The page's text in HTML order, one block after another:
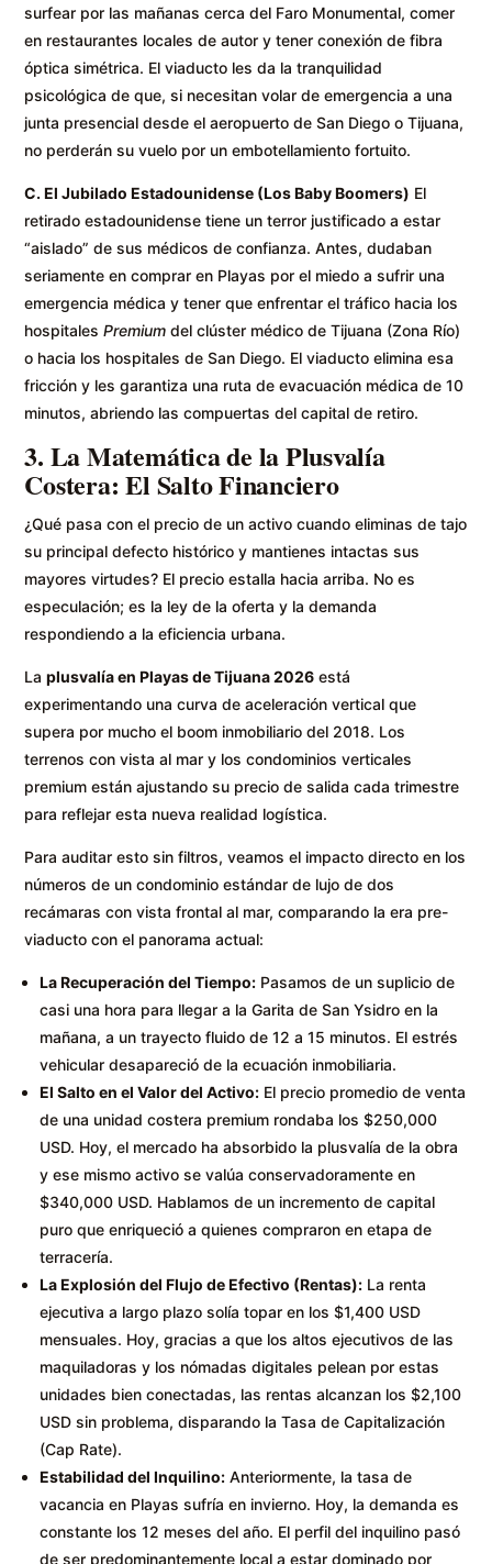
surfear por las mañanas cerca del Faro Monumental, comer
en restaurantes locales de autor y tener conexión de fibra
óptica simétrica. El viaducto les da la tranquilidad
psicológica de que, si necesitan volar de emergencia a una
junta presencial desde el aeropuerto de San Diego o Tijuana,
no perderán su vuelo por un embotellamiento fortuito.
C. El Jubilado Estadounidense (Los Baby Boomers) El
retirado estadounidense tiene un terror justificado a estar
“aislado” de sus médicos de confianza. Antes, dudaban
seriamente en comprar en Playas por el miedo a sufrir una
emergencia médica y tener que enfrentar el tráfico hacia los
hospitalesPremium del clúster médico de Tijuana (Zona Río)
o hacia los hospitales de San Diego. El viaducto elimina esa
fricción y les garantiza una ruta de evacuación médica de 10
minutos, abriendo las compuertas del capital de retiro.
3. La Matemática de la Plusvalía
Costera: El Salto Financiero
¿Qué pasa con el precio de un activo cuando eliminas de tajo
su principal defecto histórico y mantienes intactas sus
mayores virtudes? El precio estalla hacia arriba. No es
especulación; es la ley de la oferta y la demanda
respondiendo a la eficiencia urbana.
Laplusvalía en Playas de Tijuana 2026 está
experimentando una curva de aceleración vertical que
supera por mucho el boom inmobiliario del 2018. Los
terrenos con vista al mar y los condominios verticales
premium están ajustando su precio de salida cada trimestre
para reflejar esta nueva realidad logística.
Para auditar esto sin filtros, veamos el impacto directo en los
números de un condominio estándar de lujo de dos
recámaras con vista frontal al mar, comparando la era pre-
viaducto con el panorama actual:
La Recuperación del Tiempo: Pasamos de un suplicio de
casi una hora para llegar a la Garita de San Ysidro en la
mañana, a un trayecto fluido de 12 a 15 minutos. El estrés
vehicular desapareció de la ecuación inmobiliaria.
El Salto en el Valor del Activo: El precio promedio de venta
de una unidad costera premium rondaba los $250,000
USD. Hoy, el mercado ha absorbido la plusvalía de la obra
y ese mismo activo se valúa conservadoramente en
$340,000 USD. Hablamos de un incremento de capital
puro que enriqueció a quienes compraron en etapa de
terracería.
La Explosión del Flujo de Efectivo (Rentas): La renta
ejecutiva a largo plazo solía topar en los $1,400 USD
mensuales. Hoy, gracias a que los altos ejecutivos de las
maquiladoras y los nómadas digitales pelean por estas
unidades bien conectadas, las rentas alcanzan los $2,100
USD sin problema, disparando la Tasa de Capitalización
(Cap Rate).
Estabilidad del Inquilino: Anteriormente, la tasa de
vacancia en Playas sufría en invierno. Hoy, la demanda es
constante los 12 meses del año. El perfil del inquilino pasó
de ser predominantemente local a estar dominado por